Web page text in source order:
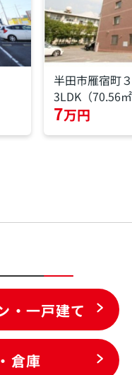
半田市雁宿町
3LDK（70.56
7万円
・一戸建て
倉庫